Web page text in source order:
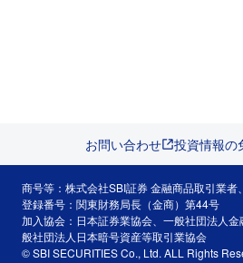
お問い合わせ 投資情報の
商号等：株式会社SBI証券 金融商品取引業者
登録番号：関東財務局長（金商）第44号
加入協会：日本証券業協会、一般社団法人
般社団法人日本暗号資産等取引業協会
© SBI SECURITIES Co., Ltd. ALL Rights